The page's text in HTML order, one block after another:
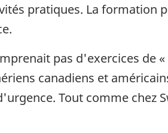
pratiques. La formation
pas d'exercices de
canadiens et
Tout comme chez